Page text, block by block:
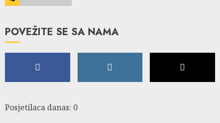
POVEŽITE SE SA NAMA
Posjetilaca danas: 0